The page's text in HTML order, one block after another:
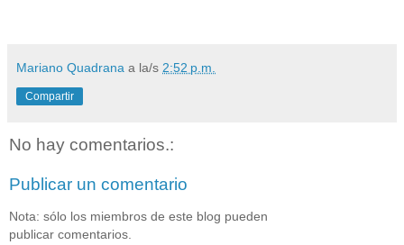
Mariano Quadrana a la/s 2:52 p.m.
Compartir
No hay comentarios.:
Publicar un comentario
Nota: sólo los miembros de este blog pueden
publicar comentarios.